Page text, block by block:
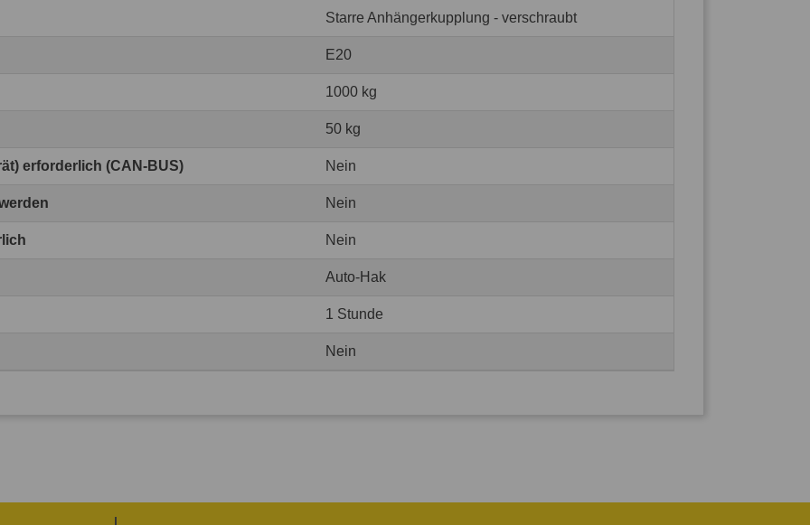
Starre Anhängerkupplung - verschraubt
E20
1000 kg
50 kg
erforderlich (CAN-BUS) Nein
Nein
Nein
Auto-Hak
1 Stunde
Nein